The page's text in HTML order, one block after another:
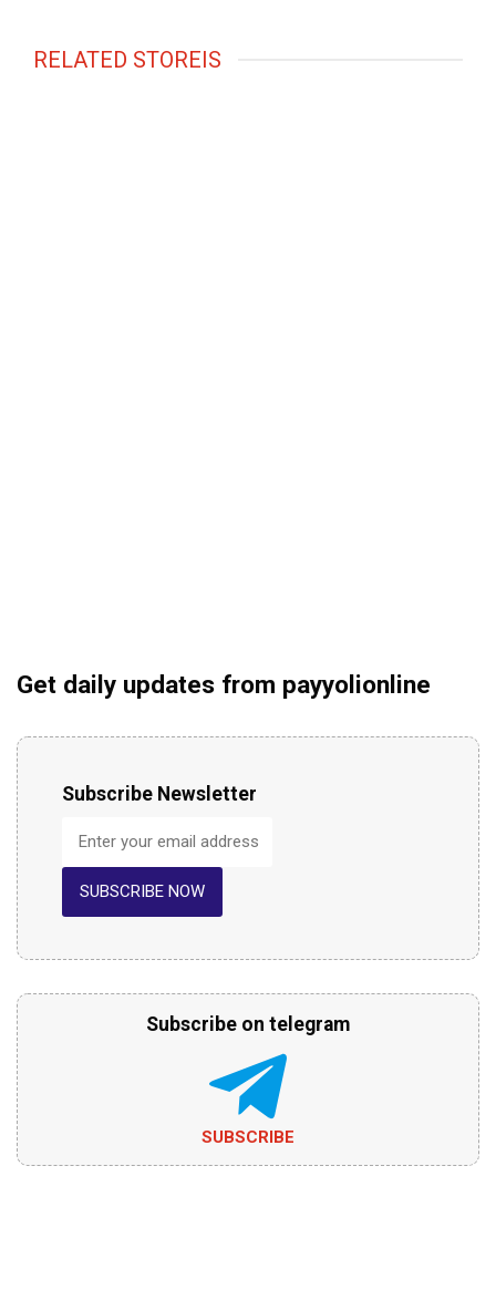
RELATED STOREIS
Get daily updates from payyolionline
Subscribe Newsletter
SUBSCRIBE NOW
Subscribe on telegram
SUBSCRIBE